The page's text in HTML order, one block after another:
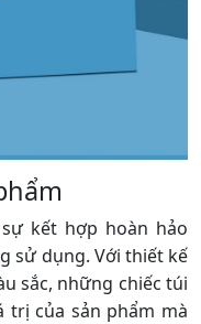
kết hợp hoàn hảo
sử dụng. Với thiết kế
sắc, những chiếc túi
trị của sản phẩm mà